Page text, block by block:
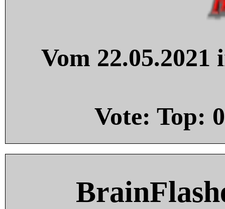
Vom
Vote: Top: 0